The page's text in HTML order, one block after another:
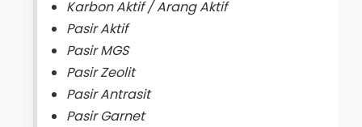
Karbon Aktif / Arang Aktif
Pasir Aktif
Pasir MGS
Pasir Zeolit
Pasir Antrasit
Pasir Garnet